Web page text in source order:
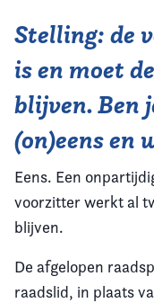
Stelling: de
is en moet
blijven. Ben
(on)eens en
Eens. Een
voorzitter werkt al
blijven.
De afgelopen
raadslid, in plaats